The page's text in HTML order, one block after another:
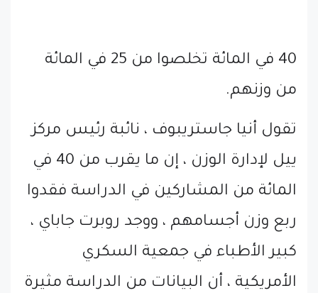
40 في المائة تخلصوا من 25 في المائة
من وزنهم.
تقول أنيا جاستريبوف ، نائبة رئيس مركز
ييل لإدارة الوزن ، إن ما يقرب من 40 في
المائة من المشاركين في الدراسة فقدوا
ربع وزن أجسامهم ، ووجد روبرت جاباي ،
كبير الأطباء في جمعية السكري
الأمريكية ، أن البيانات من الدراسة مثيرة